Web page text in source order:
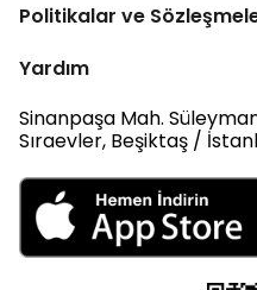
Politikalar ve
Yardım
Sinanpaşa Mah.
Sıraevler, Beşiktaş /